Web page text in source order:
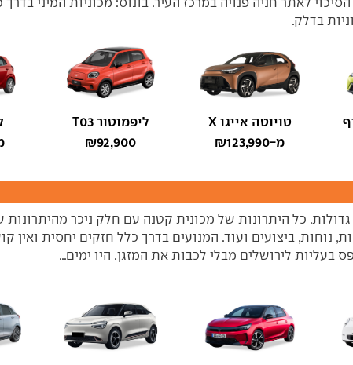
בדלק.
טויוטה אייגו X
מ-₪123,990
ליפמוטור T03
₪92,900
כל היתרונות של מכונית קטנה עם חלק ניכר מהיתרונות
נוחות, ביצועים ועוד. המנועים בדרך כלל חזקים יחסית ואין
בעליות לירושלים מבלי לכבות את המזגן. היו ימים...